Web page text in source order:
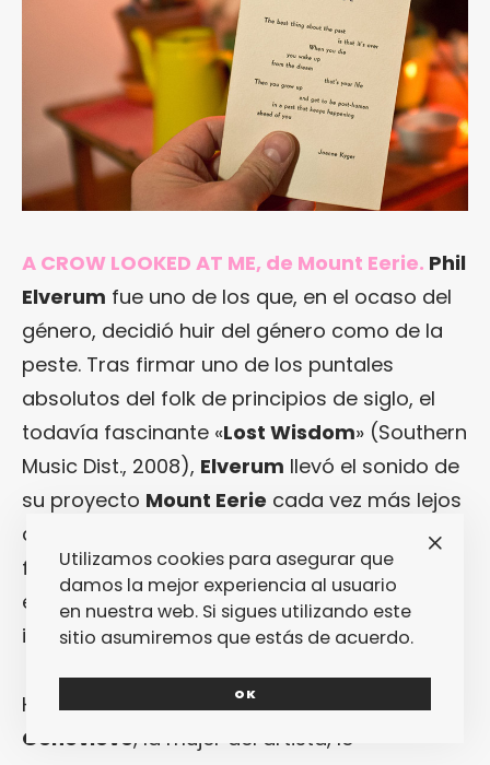
A CROW LOOKED AT ME, de Mount Eerie. Phil
Elverum fue uno de los que, en el ocaso del
género, decidió huir del género como de la
peste. Tras firmar uno de los puntales
absolutos del folk de principios de siglo, el
todavía fascinante «Lost Wisdom» (Southern
Music Dist., 2008), Elverum llevó el sonido de
su proyecto Mount Eerie cada vez más lejos
de este género musical, forzando las
fronteras del metal y del ruidismo y
embarcándose en experimentos formales
interesantes, aunque nunca más vibrantes.
Hasta que la tragedia entró en su vida. A
Geneviève, la mujer del artista, le
Utilizamos cookies para asegurar que
damos la mejor experiencia al usuario
en nuestra web. Si sigues utilizando este
sitio asumiremos que estás de acuerdo.
OK